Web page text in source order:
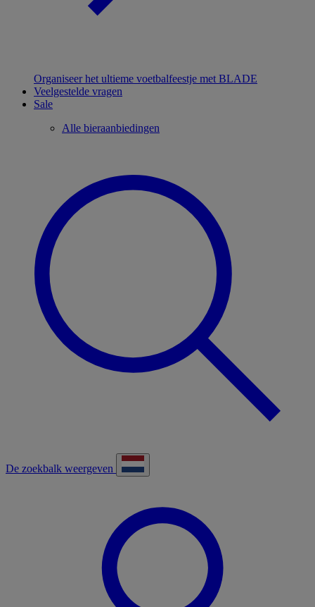
Organiseer het ultieme voetbalfeestje met BLADE
Veelgestelde vragen
Sale
Alle bieraanbiedingen
De zoekbalk weergeven